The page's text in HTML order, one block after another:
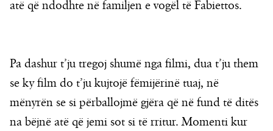
atë që ndodhte në familjen e vogël të Fabiettos.
Pa dashur t’ju tregoj shumë nga filmi, dua t’ju them
se ky film do t’ju kujtojë fëmijërinë tuaj, në
mënyrën se si përballojmë gjëra që në fund të ditës
na bëjnë atë që jemi sot si të rritur. Momenti kur